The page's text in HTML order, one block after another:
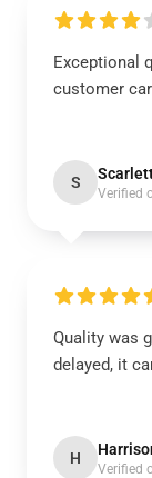
Exceptional
customer
S
Verified
Quality was
delayed, it
H
Verified